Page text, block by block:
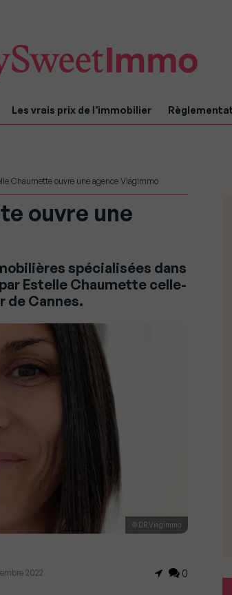
Les vrais prix de l’immobilier
Chaumette ouvre une agence Viagimmo
ouvre une
spécialisées dans
Estelle Chaumette celle-
de Cannes.
© DR.Viagimmo
2022 0